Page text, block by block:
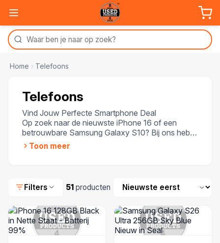
Home › Telefoons
Telefoons
Vind Jouw Perfecte Smartphone Deal
Op zoek naar de nieuwste iPhone 16 of een
betrouwbare Samsung Galaxy S10? Bij ons heb je
de keuze uit een breed scala aan smartphones
voor elk budget. Van de meest geavanceerde
worden geleverd met garantie, zodat je zorgeloos
kunt genieten van je aankoop. Ontdek ons
profiteer van de scherpste prijzen en uitstekende
service.
Toon meer
Filters 51 producten
Sorteren